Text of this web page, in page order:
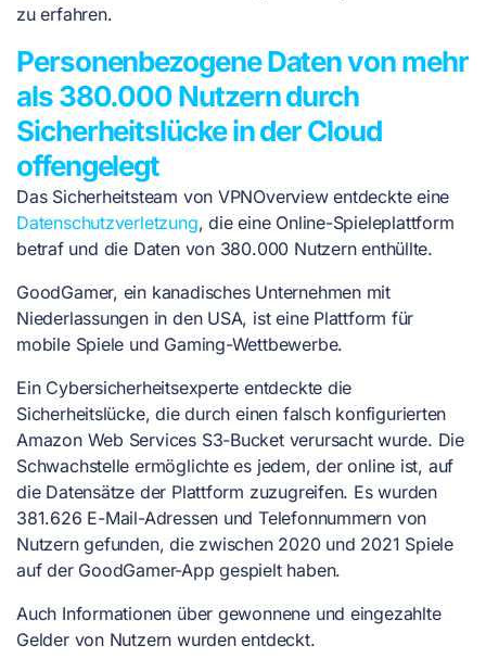
zu erfahren.
Personenbezogene Daten von mehr
als 380.000 Nutzern durch
Sicherheitslücke in der Cloud
offengelegt
Das Sicherheitsteam von VPNOverview entdeckte eine
Datenschutzverletzung, die eine Online-Spieleplattform
betraf und die Daten von 380.000 Nutzern enthüllte.
GoodGamer, ein kanadisches Unternehmen mit
Niederlassungen in den USA, ist eine Plattform für
mobile Spiele und Gaming-Wettbewerbe.
Ein Cybersicherheitsexperte entdeckte die
Sicherheitslücke, die durch einen falsch konfigurierten
Amazon Web Services S3-Bucket verursacht wurde. Die
Schwachstelle ermöglichte es jedem, der online ist, auf
die Datensätze der Plattform zuzugreifen. Es wurden
381.626 E-Mail-Adressen und Telefonnummern von
Nutzern gefunden, die zwischen 2020 und 2021 Spiele
auf der GoodGamer-App gespielt haben.
Auch Informationen über gewonnene und eingezahlte
Gelder von Nutzern wurden entdeckt.